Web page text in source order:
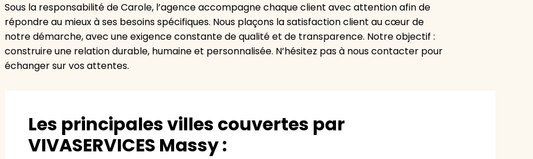
Sous la responsabilité de Carole, l’agence accompagne chaque client avec attention afin de
répondre au mieux à ses besoins spécifiques. Nous plaçons la satisfaction client au cœur de
notre démarche, avec une exigence constante de qualité et de transparence. Notre objectif :
construire une relation durable, humaine et personnalisée. N’hésitez pas à nous contacter pour
échanger sur vos attentes.
Les principales villes couvertes par
VIVASERVICES Massy :